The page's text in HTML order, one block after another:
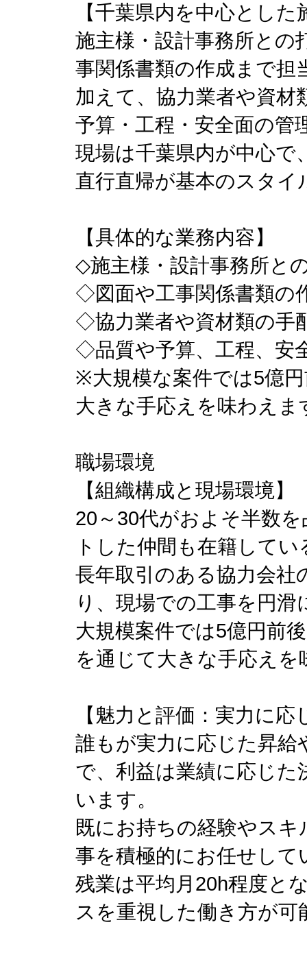
【千葉県内を中心とし
施主様・設計事務所との
事関係書類の作成まで担
加えて、協力業者や資材
予算・工程・安全面の管
現場は千葉県内が中心で
直行直帰が基本のスタイ
【具体的な業務内容】
◇施主様・設計事務所と
◇図面や工事関係書類の
◇協力業者や資材類の手
◇品質や予算、工程、安
※大規模な案件では5億
大きな手応えを味わえま
職場環境
【組織構成と現場環境】
20～30代がおよそ半数
トした仲間も在籍して
長年取引のある協力会社
り、現場での工事を円
大規模案件では5億円前
を通じて大きな手応えを
【魅力と評価：実力に
誰もが実力に応じた昇
で、利益は業績に応じ
います。
既にお持ちの経験やス
事を積極的にお任せして
残業は平均月20h程度と
スを重視した働き方が可